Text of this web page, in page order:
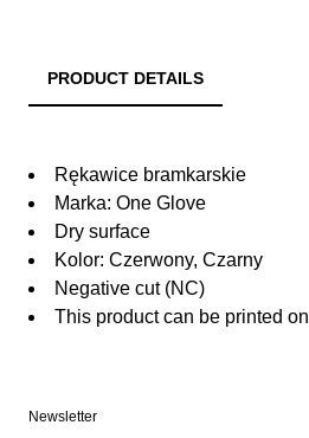
PRODUCT DETAILS
Rękawice bramkarskie
Marka: One Glove
Dry surface
Kolor: Czerwony, Czarny
Negative cut (NC)
This product can be printed on
Newsletter